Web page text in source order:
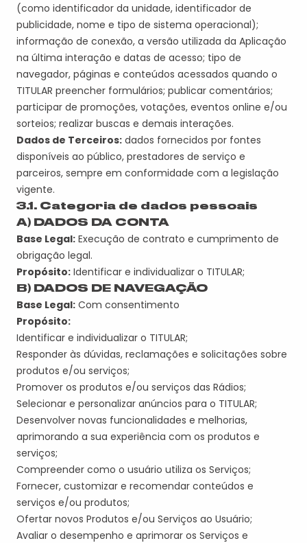
(como identificador da unidade, identificador de
publicidade, nome e tipo de sistema operacional);
informação de conexão, a versão utilizada da Aplicação
na última interação e datas de acesso; tipo de
navegador, páginas e conteúdos acessados quando o
TITULAR preencher formulários; publicar comentários;
participar de promoções, votações, eventos online e/ou
sorteios; realizar buscas e demais interações.
Dados de Terceiros: dados fornecidos por fontes
disponíveis ao público, prestadores de serviço e
parceiros, sempre em conformidade com a legislação
vigente.
3.1. Categoria de dados pessoais
A) DADOS DA CONTA
Base Legal: Execução de contrato e cumprimento de
obrigação legal.
Propósito: Identificar e individualizar o TITULAR;
B) DADOS DE NAVEGAÇÃO
Base Legal: Com consentimento
Propósito:
Identificar e individualizar o TITULAR;
Responder às dúvidas, reclamações e solicitações sobre
produtos e/ou serviços;
Promover os produtos e/ou serviços das Rádios;
Selecionar e personalizar anúncios para o TITULAR;
Desenvolver novas funcionalidades e melhorias,
aprimorando a sua experiência com os produtos e
serviços;
Compreender como o usuário utiliza os Serviços;
Fornecer, customizar e recomendar conteúdos e
serviços e/ou produtos;
Ofertar novos Produtos e/ou Serviços ao Usuário;
Avaliar o desempenho e aprimorar os Serviços e